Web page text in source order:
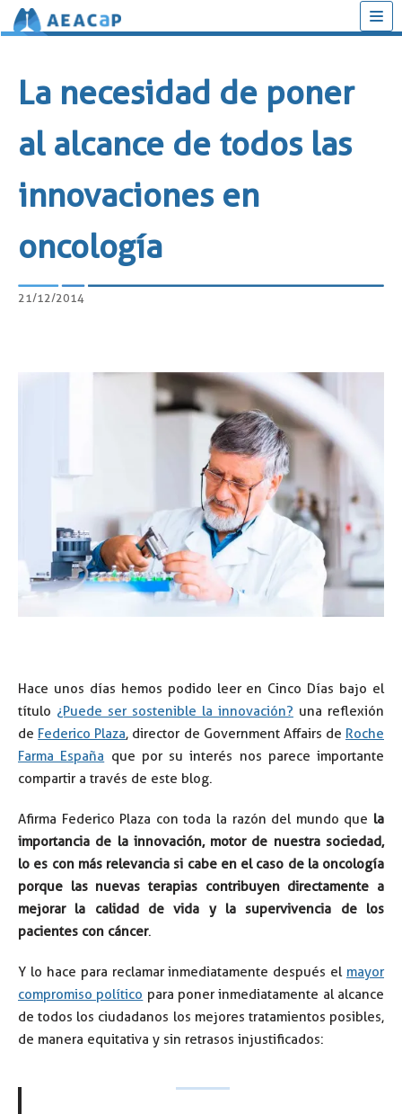
contenido
La necesidad de poner
al alcance de todos las
innovaciones en
oncología
21/12/2014
Hace unos días hemos podido leer en Cinco Días bajo el
título ¿Puede ser sostenible la innovación? una reflexión
de Federico Plaza, director de Government Affairs de Roche
Farma España que por su interés nos parece importante
compartir a través de este blog.
Afirma Federico Plaza con toda la razón del mundo que la
importancia de la innovación, motor de nuestra sociedad,
lo es con más relevancia si cabe en el caso de la oncología
porque las nuevas terapias contribuyen directamente a
mejorar la calidad de vida y la supervivencia de los
pacientes con cáncer.
Y lo hace para reclamar inmediatamente después el mayor
compromiso político para poner inmediatamente al alcance
de todos los ciudadanos los mejores tratamientos posibles,
de manera equitativa y sin retrasos injustificados: